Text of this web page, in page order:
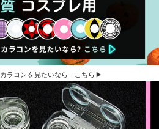
カラコンを見たいなら こちら▶